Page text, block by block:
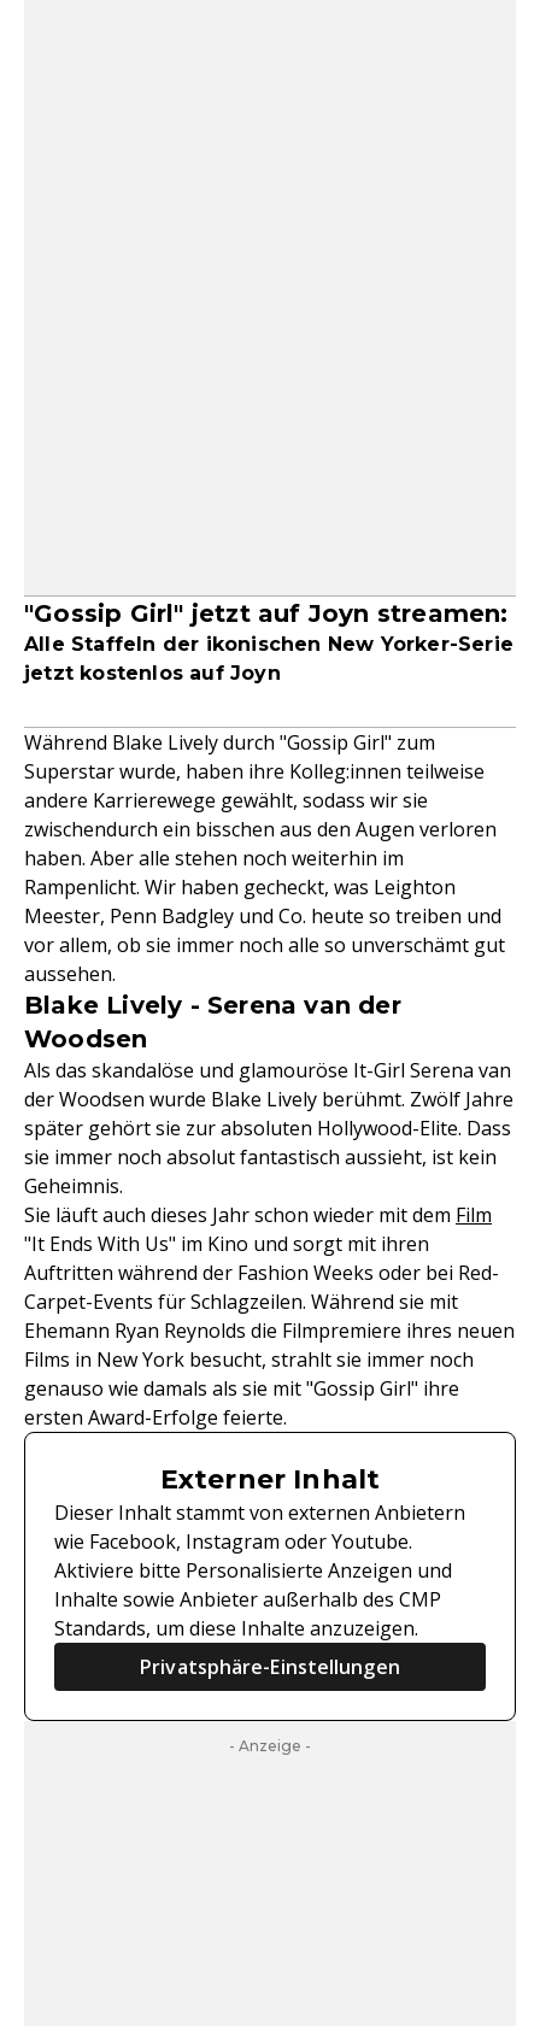
"Gossip Girl" jetzt auf Joyn streamen:
Alle Staffeln der ikonischen New Yorker-Serie
jetzt kostenlos auf Joyn
Während Blake Lively durch "Gossip Girl" zum
Superstar wurde, haben ihre Kolleg:innen teilweise
andere Karrierewege gewählt, sodass wir sie
zwischendurch ein bisschen aus den Augen verloren
haben. Aber alle stehen noch weiterhin im
Rampenlicht. Wir haben gecheckt, was Leighton
Meester, Penn Badgley und Co. heute so treiben und
vor allem, ob sie immer noch alle so unverschämt gut
aussehen.
Blake Lively - Serena van der
Woodsen
Als das skandalöse und glamouröse It-Girl Serena van
der Woodsen wurde Blake Lively berühmt. Zwölf Jahre
später gehört sie zur absoluten Hollywood-Elite. Dass
sie immer noch absolut fantastisch aussieht, ist kein
Geheimnis.
Sie läuft auch dieses Jahr schon wieder mit dem Film
"It Ends With Us" im Kino und sorgt mit ihren
Auftritten während der Fashion Weeks oder bei Red-
Carpet-Events für Schlagzeilen. Während sie mit
Ehemann Ryan Reynolds die Filmpremiere ihres neuen
Films in New York besucht, strahlt sie immer noch
genauso wie damals als sie mit "Gossip Girl" ihre
ersten Award-Erfolge feierte.
Externer Inhalt
Dieser Inhalt stammt von externen Anbietern
wie Facebook, Instagram oder Youtube.
Aktiviere bitte Personalisierte Anzeigen und
Inhalte sowie Anbieter außerhalb des CMP
Standards, um diese Inhalte anzuzeigen.
Privatsphäre-Einstellungen
- Anzeige -